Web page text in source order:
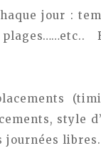
jour :
style
journées libres.